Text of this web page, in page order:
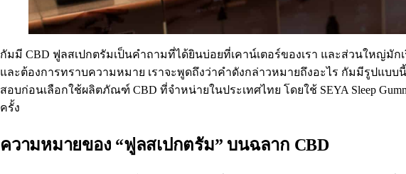
กัมมี CBD ฟูลสเปกตรัมเป็นคำถามที่ได้ยินบ่อยที่เคาน์เตอร์ของเรา และส่วนใหญ่
และต้องการทราบความหมาย เราจะพูดถึงว่าคำดังกล่าวหมายถึงอะไร กัมมีรูปแบ
สอบก่อนเลือกใช้ผลิตภัณฑ์ CBD ที่จำหน่ายในประเทศไทย โดยใช้ SEYA Sleep
ครั้ง
ความหมายของ “ฟูลสเปกตรัม” บนฉลาก CBD